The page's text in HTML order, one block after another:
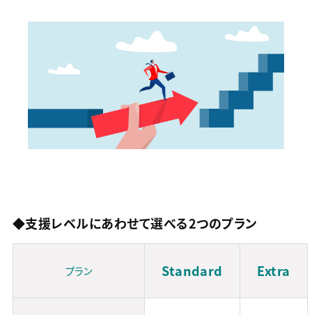
◆支援レベルにあわせて選べる2つのプラン
プラン Standard Extra